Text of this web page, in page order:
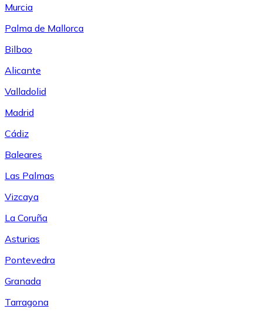
Murcia
Palma de Mallorca
Bilbao
Alicante
Valladolid
Madrid
Cádiz
Baleares
Las Palmas
Vizcaya
La Coruña
Asturias
Pontevedra
Granada
Tarragona